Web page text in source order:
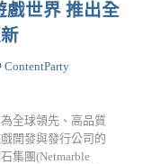
戲世界 推出全
ContentParty
全球領先、高品質
開發與發行公司的
集團(Netmarble